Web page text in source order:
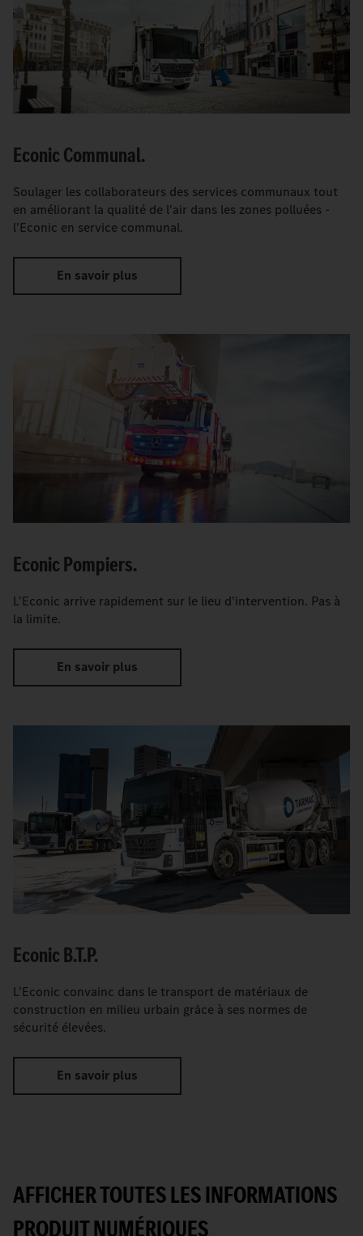
Econic Communal.
Soulager les collaborateurs des services communaux tout
en améliorant la qualité de l'air dans les zones polluées -
l'Econic en service communal.
En savoir plus
Econic Pompiers.
L'Econic arrive rapidement sur le lieu d'intervention. Pas à
la limite.
En savoir plus
Econic B.T.P.
L'Econic convainc dans le transport de matériaux de
construction en milieu urbain grâce à ses normes de
sécurité élevées.
En savoir plus
AFFICHER TOUTES LES INFORMATIONS
PRODUIT NUMÉRIQUES